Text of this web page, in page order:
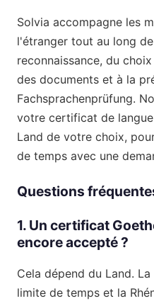
Solvia accompagne les
l'étranger tout au long
reconnaissance, du
des documents et à la
Fachsprachenprüfung.
votre certificat de
Land de votre choix,
de temps avec une
Questions
1. Un certificat
encore accepté ?
Cela dépend du Land.
limite de temps et la